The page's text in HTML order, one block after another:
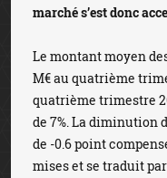
marché s’est donc
Le montant moyen
M€ au quatrième
quatrième trimestre
de 7%. La diminution
de -0.6 point
mises et se traduit